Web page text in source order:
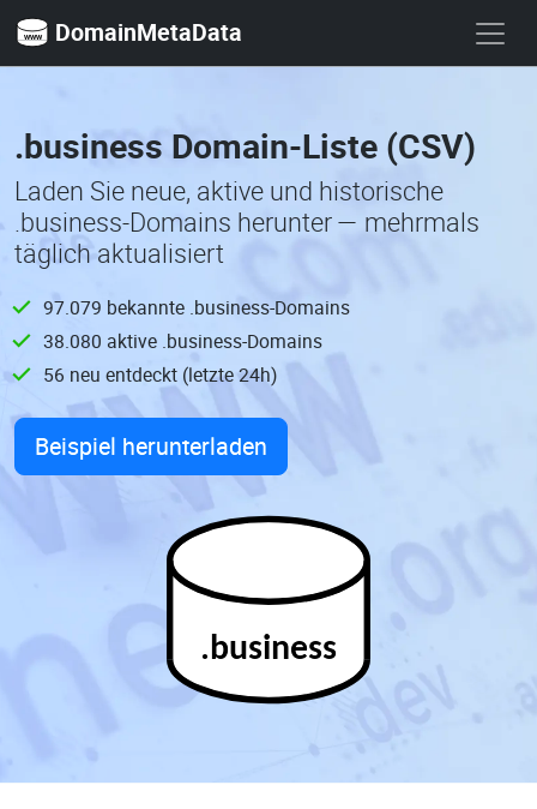
DomainMetaData
.business Domain-Liste (CSV)
Laden Sie neue, aktive und historische
.business-Domains herunter — mehrmals
täglich aktualisiert
97.079 bekannte .business-Domains
38.080 aktive .business-Domains
56 neu entdeckt (letzte 24h)
Beispiel herunterladen
.business